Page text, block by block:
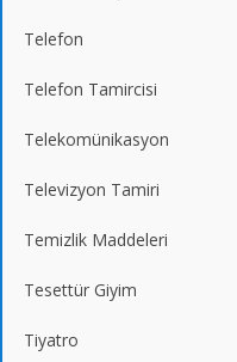
Telefon
Telefon Tamircisi
Telekomünikasyon
Televizyon Tamiri
Temizlik Maddeleri
Tesettür Giyim
Tiyatro